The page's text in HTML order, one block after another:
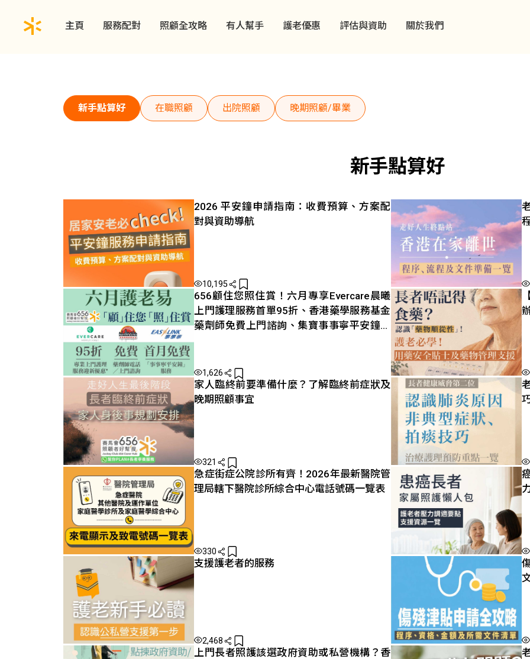
主頁 服務配對 照顧全攻略 有人幫手 護老優惠 評估與資助 關於我們
新手點算好 在職照顧 出院照顧 晚期照顧/畢業
新手點算好
2026 平安鐘申請指南：收費預算、方案配
對與資助導航
10,195
656顧住您照住賞！六月專享Evercare晨曦
上門護理服務首單95折、香港藥學服務基金
藥劑師免費上門諮詢、集寶事事寧平安鐘首
1,626
家人臨終前要準備什麼？了解臨終前症狀及
晚期照顧事宜
321
急症街症公院診所有齊！2026年最新醫院管
理局轄下醫院診所綜合中心電話號碼一覽表
330
支援護老者的服務
2,468
上門長者照護該選政府資助或私營機構？香